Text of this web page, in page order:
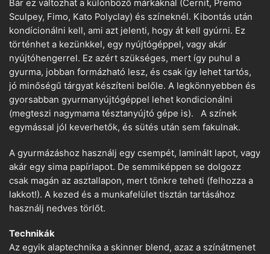
Bár ez változhat a különböző márkáknál (Cernit, Premo
Sculpey, Fimo, Kato Polyclay) és színeknél. Kibontás után
kondícionálni kell, ami azt jelenti, hogy át kell gyúrni. Ez
történhet a kezünkkel, egy nyújtógéppel, vagy akár
nyújtóhengerrel. Ez azért szükséges, mert így puhul a
gyurma, jobban formázható lesz, és csak így lehet tartós,
jó minőségű tárgyat készíteni belőle. A legkönnyebben és
gyorsabban gyurmanyújtógéppel lehet kondicionálni
(megteszi nagymama tésztanyújtó gépe is). A színek
egymással jól keverhetők, és sütés után sem fakulnak.
A gyurmázáshoz használj egy csempét, laminált lapot, vagy
akár egy sima papírlapot. De semmiképpen se dolgozz
csak magán az asztallapon, mert tönkre teheti (felhozza a
lakkot!). A kezed és a munkafelület tisztán tartásához
használj nedves törlőt.
Technikák
Az egyik alaptechnika a skinner blend, azaz a színátmenet